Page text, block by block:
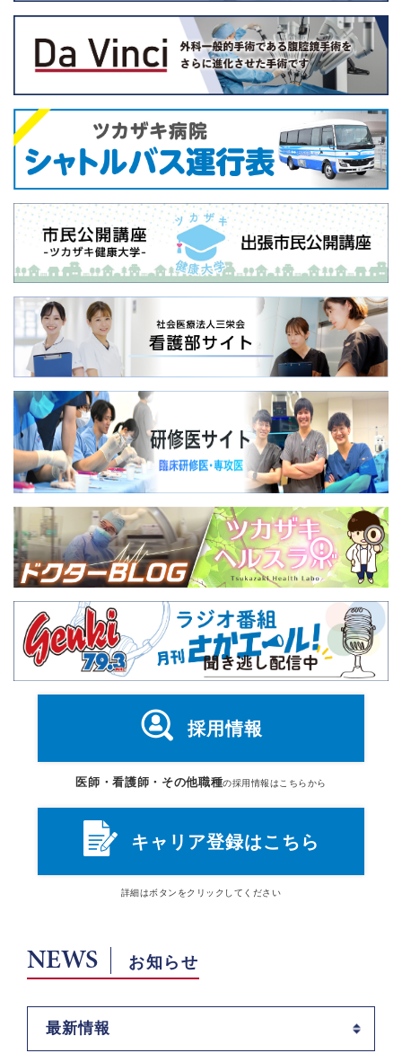
採用情報
医師・看護師・その他職種の採用情報はこちらから
キャリア登録はこちら
詳細はボタン をクリックしてください
NEWS お知らせ
最新情報